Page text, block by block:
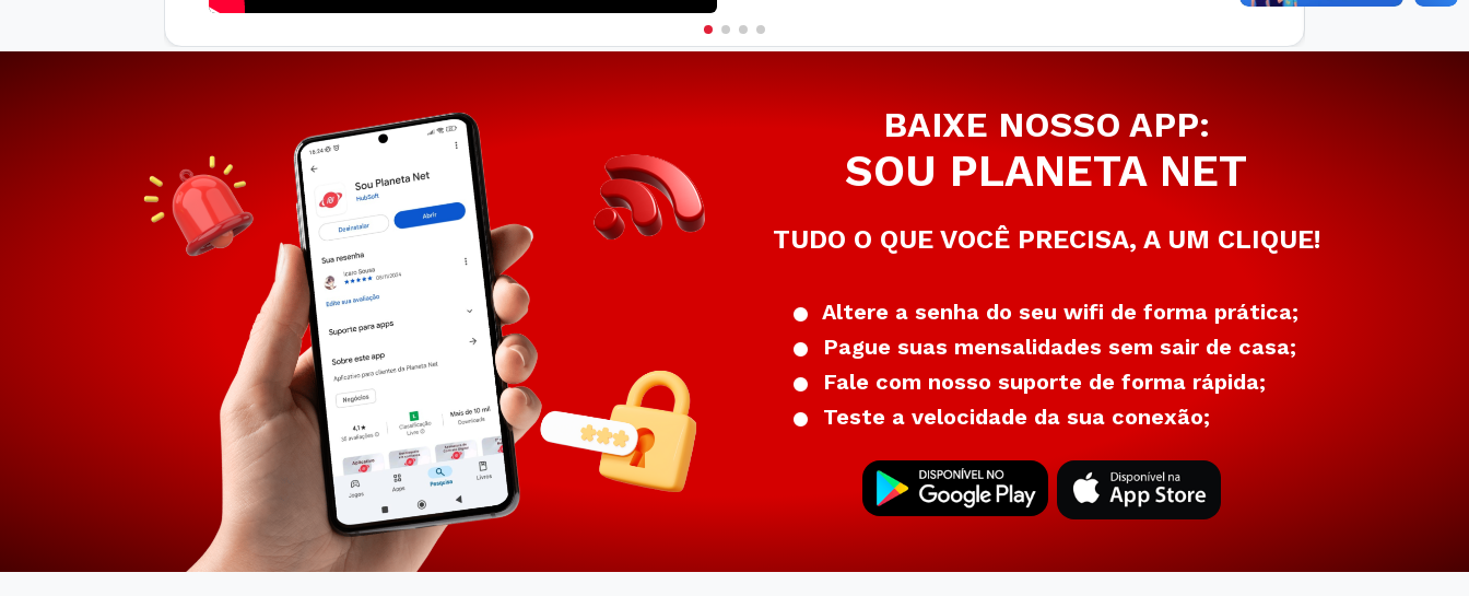
BAIXE NOSSO APP:
SOU PLANETA NET
TUDO O QUE VOCÊ PRECISA, A UM CLIQUE!
Altere a senha do seu wifi de forma prática;
Pague suas mensalidades sem sair de casa;
Fale com nosso suporte de forma rápida;
Teste a velocidade da sua conexão;